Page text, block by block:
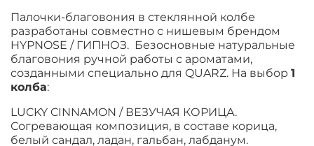
Палочки-благовония в стеклянной колбе
разработаны совместно с нишевым брендом
HYPNOSE / ГИПНОЗ. Безосновные натуральные
благовония ручной работы с ароматами,
созданными специально для QUARZ. На выбор 1
колба:
LUCKY CINNAMON / ВЕЗУЧАЯ КОРИЦА.
Согревающая композиция, в составе корица,
белый сандал, ладан, гальбан, лабданум.